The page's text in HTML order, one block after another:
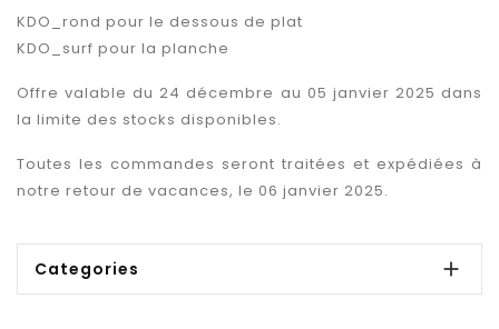
KDO_rond pour le dessous de plat
KDO_surf pour la planche
Offre valable du 24 décembre au 05 janvier 2025 dans
la limite des stocks disponibles.
Toutes les commandes seront traitées et expédiées à
notre retour de vacances, le 06 janvier 2025.
Categories 